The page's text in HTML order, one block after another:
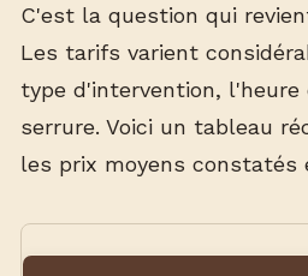
C'est la question qui
Les tarifs varient
type d'intervention,
serrure. Voici un tableau
les prix moyens constatés